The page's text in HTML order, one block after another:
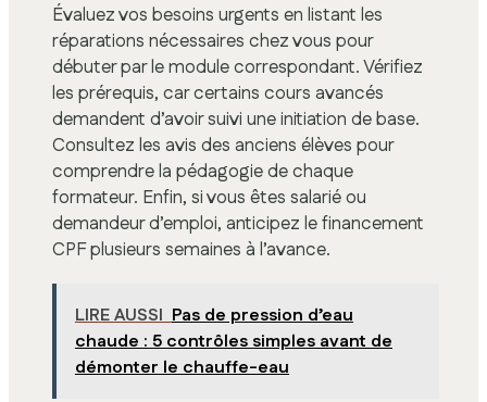
Évaluez vos besoins urgents en listant les
réparations nécessaires chez vous pour
débuter par le module correspondant. Vérifiez
les prérequis, car certains cours avancés
demandent d’avoir suivi une initiation de base.
Consultez les avis des anciens élèves pour
comprendre la pédagogie de chaque
formateur. Enfin, si vous êtes salarié ou
demandeur d’emploi, anticipez le financement
CPF plusieurs semaines à l’avance.
LIRE AUSSI Pas de pression d’eau
chaude : 5 contrôles simples avant de
démonter le chauffe-eau